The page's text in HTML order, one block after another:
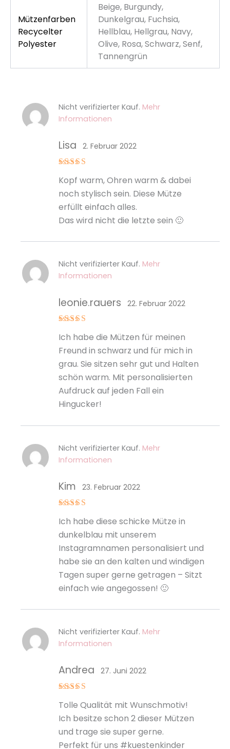
Mützenfarben
Recycelter
Polyester
Beige, Burgundy,
Dunkelgrau, Fuchsia,
Hellblau, Hellgrau, Navy,
Olive, Rosa, Schwarz, Senf,
Tannengrün
mit5von
5
Lisa 2. Februar 2022
Kopf warm, Ohren warm & dabei
noch stylisch sein. Diese Mütze
erfüllt einfach alles.
Das wird nicht die letzte sein 🙂
Nicht verifizierter Kauf. Mehr
Informationen
mit5von
5
leonie.rauers 22. Februar 2022
Ich habe die Mützen für meinen
Freund in schwarz und für mich in
grau. Sie sitzen sehr gut und Halten
schön warm. Mit personalisierten
Aufdruck auf jeden Fall ein
Hingucker!
Nicht verifizierter Kauf. Mehr
Informationen
mit5von
5
Kim 23. Februar 2022
Ich habe diese schicke Mütze in
dunkelblau mit unserem
Instagramnamen personalisiert und
habe sie an den kalten und windigen
Tagen super gerne getragen – Sitzt
einfach wie angegossen! 🙂
Nicht verifizierter Kauf. Mehr
Informationen
mit5 von
5
Andrea 27. Juni 2022
Tolle Qualität mit Wunschmotiv!
Ich besitze schon 2 dieser Mützen
und trage sie super gerne.
Perfekt für uns #kuestenkinder
Nicht verifizierter Kauf. Mehr
Informationen